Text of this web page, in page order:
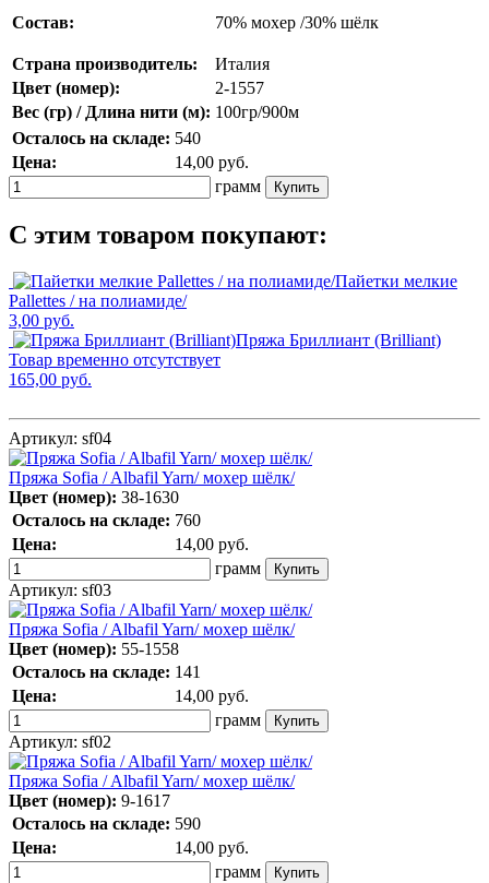
Состав: 70% мохер /30% шёлк
Страна производитель:
Италия
Цвет (номер):
2-1557
Вес (гр) / Длина нити (м): 100гр/900м
Осталось на складе: 540
Цена:
14,00 руб.
грамм
C этим товаром покупают:
Пайетки мелкие
Pallettes / на полиамиде/
3,00 руб.
Пряжа Бриллиант (Brilliant)
Товар временно отсутствует
165,00 руб.
Артикул: sf04
Пряжа Sofia / Albafil Yarn/ мохер шёлк/
Цвет (номер): 38-1630
Осталось на складе: 760
Цена:
14,00 руб.
грамм
Артикул: sf03
Пряжа Sofia / Albafil Yarn/ мохер шёлк/
Цвет (номер): 55-1558
Осталось на складе: 141
Цена:
14,00 руб.
грамм
Артикул: sf02
Пряжа Sofia / Albafil Yarn/ мохер шёлк/
Цвет (номер): 9-1617
Осталось на складе: 590
Цена:
14,00 руб.
грамм